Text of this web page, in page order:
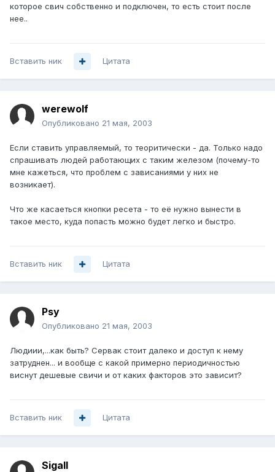
которое свич собственно и подключен, то есть стоит после
нее..
Вставить ник Цитата
werewolf
Опубликовано 21 мая, 2003
Если ставить управляемый, то теоритически - да. Только надо
спрашивать людей работающих с таким железом (почему-то
мне кажеться, что проблем с зависаниями у них не
возникает).
Что же касаеться кнопки ресета - то её нужно вынести в
такое место, куда попасть можно будет легко и быстро.
Вставить ник Цитата
Psy
Опубликовано 21 мая, 2003
Людиии,...как быть? Сервак стоит далеко и доступ к нему
затруднен... и вообще с какой примерно периодичностью
виснут дешевые свичи и от каких факторов это зависит?
Вставить ник Цитата
Sigall